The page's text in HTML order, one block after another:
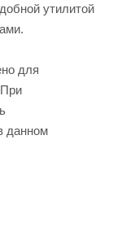
утилитой
для
данном